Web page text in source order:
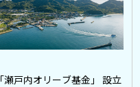
「瀬戸内オリーブ基金」 設立